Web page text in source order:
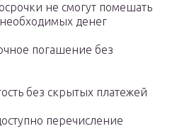
не смогут помешать
денег
погашение без
без скрытых платежей
перечисление